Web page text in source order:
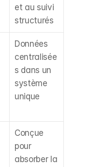
et au suivi
structurés
Données
centralisée
s dans un
système
unique
Conçue
pour
absorber la